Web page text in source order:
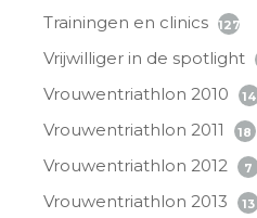
Trainingen en clinics 127
Vrijwilliger in de spotlight
Vrouwentriathlon 2010 14
Vrouwentriathlon 2011 18
Vrouwentriathlon 2012 7
Vrouwentriathlon 2013 13